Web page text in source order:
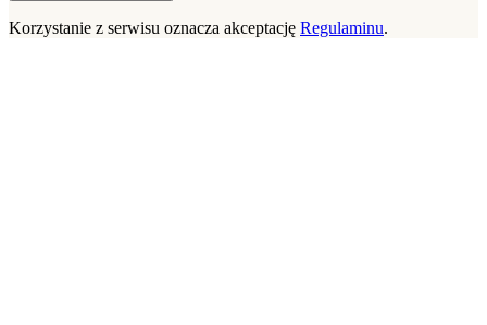
Korzystanie z serwisu oznacza akceptację Regulaminu.